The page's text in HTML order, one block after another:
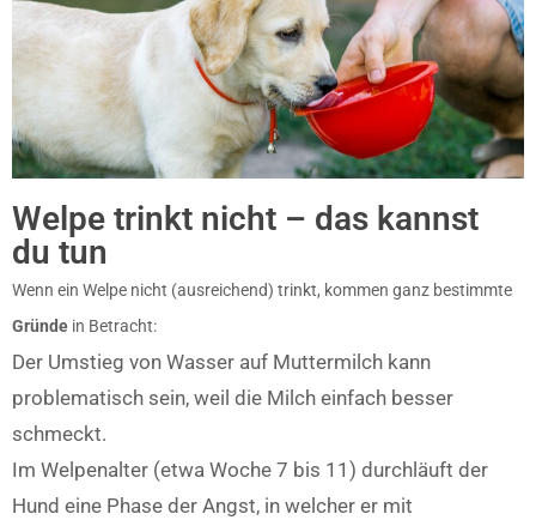
Welpe trinkt nicht – das kannst
du tun
Wenn ein Welpe nicht (ausreichend) trinkt, kommen ganz bestimmte
Gründe in Betracht:
Der Umstieg von Wasser auf Muttermilch kann
problematisch sein, weil die Milch einfach besser
schmeckt.
Im Welpenalter (etwa Woche 7 bis 11) durchläuft der
Hund eine Phase der Angst, in welcher er mit